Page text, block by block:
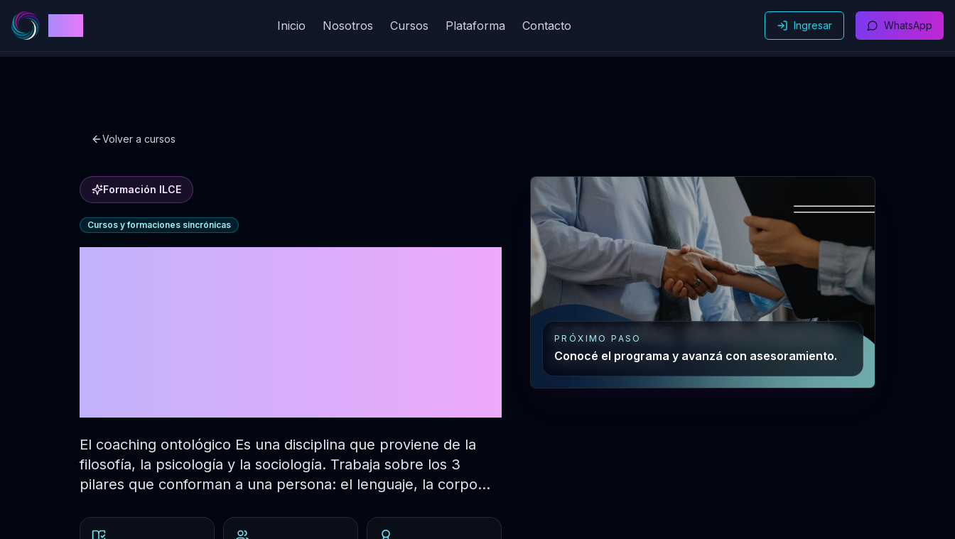
Inicio Nosotros Cursos Plataforma Contacto Ingresar WhatsApp
Volver a cursos
Formación ILCE
Cursos y formaciones sincrónicas
El coaching ontológico Es una disciplina que proviene de la
filosofía, la psicología y la sociología. Trabaja sobre los 3
pilares que conforman a una persona: el lenguaje, la corpo…
PRÓXIMO PASO
Conocé el programa y avanzá con asesoramiento.